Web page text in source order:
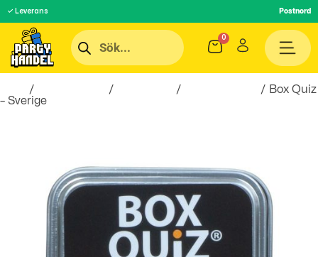
✓ Leverans Postnord
/ / /
/ Box Quiz
– Sverige